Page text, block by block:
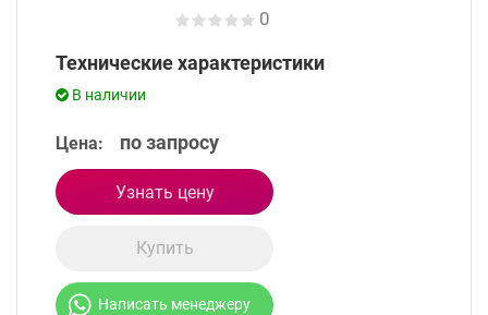
0
Технические характеристики
В наличии
Цена: по запросу
Узнать цену
Купить
Написать менеджеру